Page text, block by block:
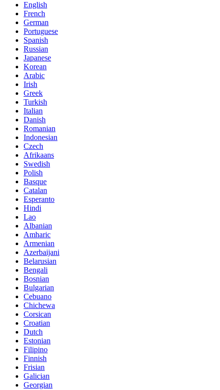
English
French
German
Portuguese
Spanish
Russian
Japanese
Korean
Arabic
Irish
Greek
Turkish
Italian
Danish
Romanian
Indonesian
Czech
Afrikaans
Swedish
Polish
Basque
Catalan
Esperanto
Hindi
Lao
Albanian
Amharic
Armenian
Azerbaijani
Belarusian
Bengali
Bosnian
Bulgarian
Cebuano
Chichewa
Corsican
Croatian
Dutch
Estonian
Filipino
Finnish
Frisian
Galician
Georgian